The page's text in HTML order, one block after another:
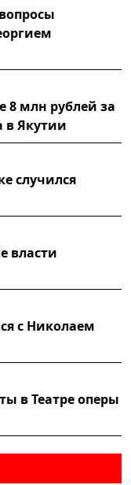
8 млн рублей за
в Якутии
случился
власти
с Николаем
в Театре оперы